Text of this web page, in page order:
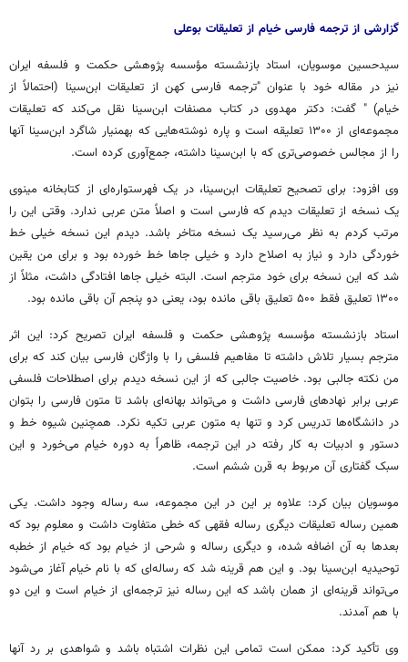
گزارشی از ترجمه فارسی خیام از تعلیقات بوعلی
سیدحسین موسویان، استاد بازنشسته مؤسسه پژوهشی حکمت و فلسفه ایران
نیز در مقاله خود با عنوان "ترجمه فارسی کهن از تعلیقات ابن‌سینا (احتمالاً از
خیام) " گفت: دکتر مهدوی در کتاب مصنفات ابن‌سینا نقل می‌کند که تعلیقات
مجموعه‌ای از ۱۳۰۰ تعلیقه است و پاره نوشته‌هایی که بهمنیار شاگرد ابن‌سینا آنها
را از مجالس خصوصی‌تری که با ابن‌سینا داشته، جمع‌آوری کرده است.
وی افزود: برای تصحیح تعلیقات ابن‌سینا، در یک فهرستواره‌ای از کتابخانه مینوی
یک نسخه از تعلیقات دیدم که فارسی است و اصلاً متن عربی ندارد. وقتی این را
مرتب کردم به نظر می‌رسید یک نسخه متاخر باشد. دیدم این نسخه خیلی خط
خوردگی دارد و نیاز به اصلاح دارد و خیلی جاها خط خورده بود و برای من یقین
شد که این نسخه برای خود مترجم است. البته خیلی جاها افتادگی داشت، مثلاً از
۱۳۰۰ تعلیق فقط ۵۰۰ تعلیق باقی مانده بود، یعنی دو پنجم آن باقی مانده بود.
استاد بازنشسته مؤسسه پژوهشی حکمت و فلسفه ایران تصریح کرد: این اثر
مترجم بسیار تلاش داشته تا مفاهیم فلسفی را با واژگان فارسی بیان کند که برای
من نکته جالبی بود. خاصیت جالبی که از این نسخه دیدم برای اصطلاحات فلسفی
عربی برابر نهادهای فارسی داشت و می‌تواند بهانه‌ای باشد تا متون فارسی را بتوان
در دانشگاه‌ها تدریس کرد و تنها به متون عربی تکیه نکرد. همچنین شیوه خط و
دستور و ادبیات به کار رفته در این ترجمه، ظاهراً به دوره خیام می‌خورد و این
سبک گفتاری آن مربوط به قرن ششم است.
موسویان بیان کرد: علاوه بر این در این مجموعه، سه رساله وجود داشت. یکی
همین رساله تعلیقات دیگری رساله فقهی که خطی متفاوت داشت و معلوم بود که
بعدها به آن اضافه شده، و دیگری رساله و شرحی از خیام بود که خیام از خطبه
توحیدیه ابن‌سینا بود. و این هم قرینه شد که رساله‌ای که با نام خیام آغاز می‌شود
می‌تواند قرینه‌ای از همان باشد که این رساله نیز ترجمه‌ای از خیام است و این دو
با هم آمدند.
وی تأکید کرد: ممکن است تمامی این نظرات اشتباه باشد و شواهدی بر رد آنها